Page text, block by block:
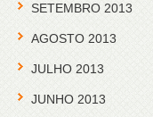
SETEMBRO 2013
AGOSTO 2013
JULHO 2013
JUNHO 2013